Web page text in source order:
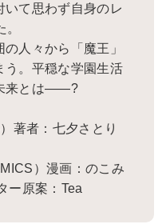
て思わず自身のレ
人々から「魔王」
う。平穏な学園生活
来とは――?
著者：七夕さとり
）漫画：のこみ
ー原案：Tea